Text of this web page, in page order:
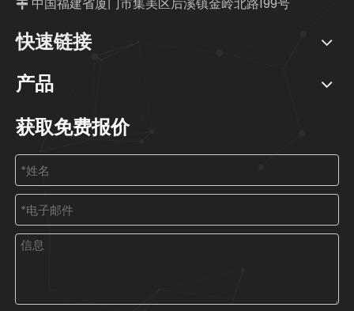

快速链接
产品
获取免费报价